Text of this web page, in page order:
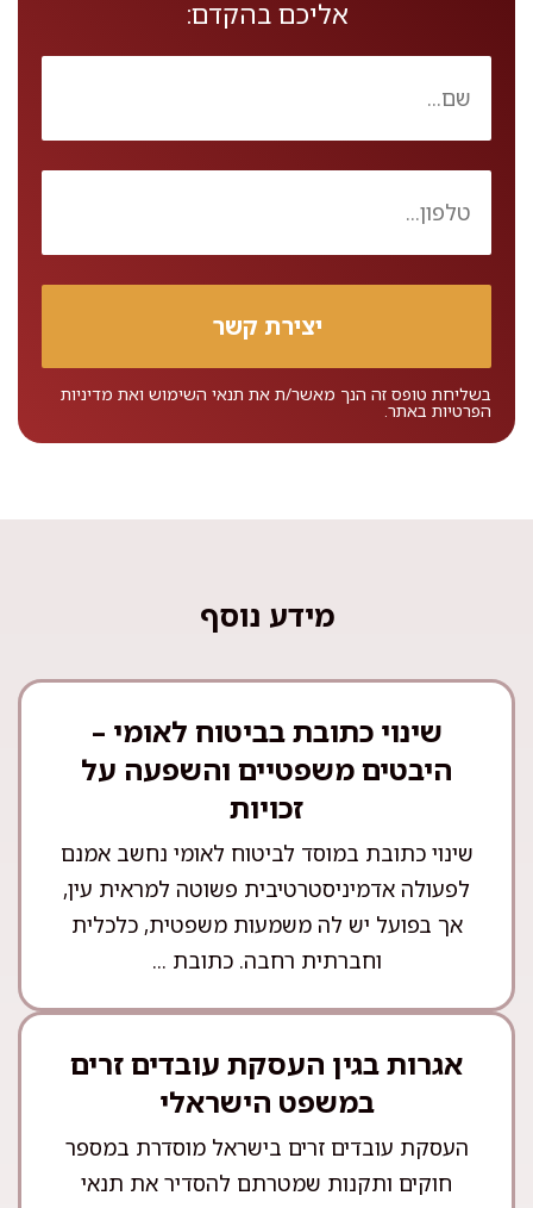
אליכם בהקדם:
בשליחת טופס זה הנך מאשר/ת את תנאי השימוש ואת מדיניות
הפרטיות באתר.
מידע נוסף
שינוי כתובת בביטוח לאומי –
היבטים משפטיים והשפעה על
זכויות
שינוי כתובת במוסד לביטוח לאומי נחשב אמנם
לפעולה אדמיניסטרטיבית פשוטה למראית עין,
אך בפועל יש לה משמעות משפטית, כלכלית
וחברתית רחבה. כתובת ...
אגרות בגין העסקת עובדים זרים
במשפט הישראלי
העסקת עובדים זרים בישראל מוסדרת במספר
חוקים ותקנות שמטרתם להסדיר את תנאי